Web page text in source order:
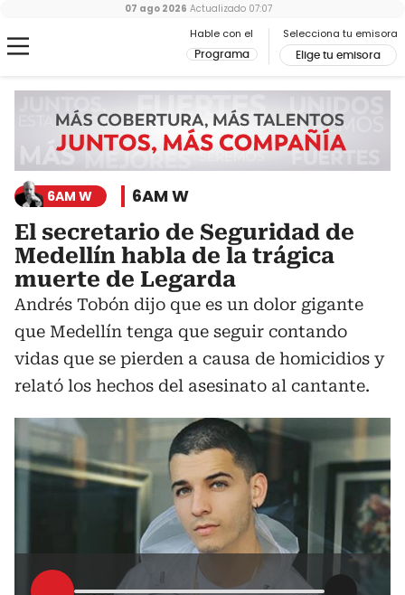
Hable con el
Programa
Selecciona tu emisora
Elige tu emisora
07 ago 2026 Actualizado 07:07
6AM W 6AM W
El secretario de Seguridad de
Medellín habla de la trágica
muerte de Legarda
Andrés Tobón dijo que es un dolor gigante
que Medellín tenga que seguir contando
vidas que se pierden a causa de homicidios y
relató los hechos del asesinato al cantante.